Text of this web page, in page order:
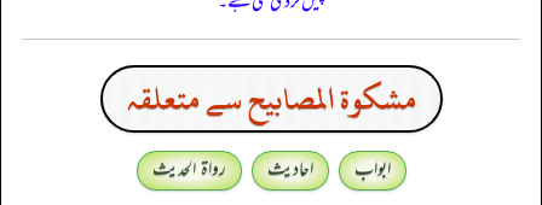
مشكوة المصابيح سے متعلقہ
ابواب احادیث
رواۃ الحدیث